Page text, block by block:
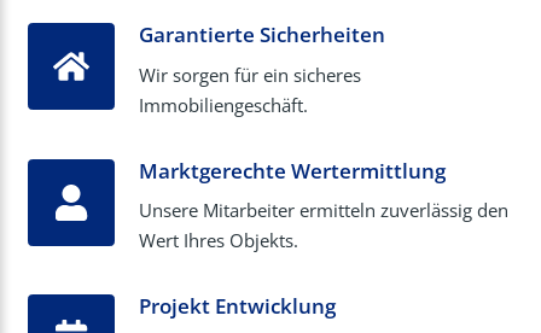
Garantierte Sicherheiten
Wir sorgen für ein sicheres
Immobiliengeschäft.
Marktgerechte Wertermittlung
Unsere Mitarbeiter ermitteln zuverlässig den
Wert Ihres Objekts.
Projekt Entwicklung